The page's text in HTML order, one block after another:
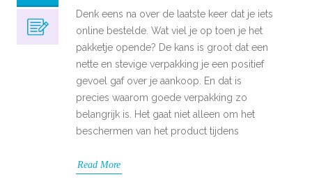
Denk eens na over de laatste keer dat je iets
online bestelde. Wat viel je op toen je het
pakketje opende? De kans is groot dat een
nette en stevige verpakking je een positief
gevoel gaf over je aankoop. En dat is
precies waarom goede verpakking zo
belangrijk is. Het gaat niet alleen om het
beschermen van het product tijdens
Read More